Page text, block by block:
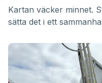
Kartan väcker minnet.
sätta det i ett